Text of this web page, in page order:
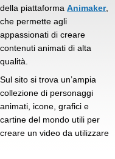
della piattaforma Animaker,
che permette agli
appassionati di creare
contenuti animati di alta
qualità.
Sul sito si trova un’ampia
collezione di personaggi
animati, icone, grafici e
cartine del mondo utili per
creare un video da utilizzare